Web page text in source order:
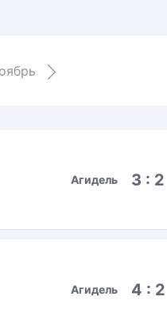
Агидель 3 : 2
Агидель 4 : 2